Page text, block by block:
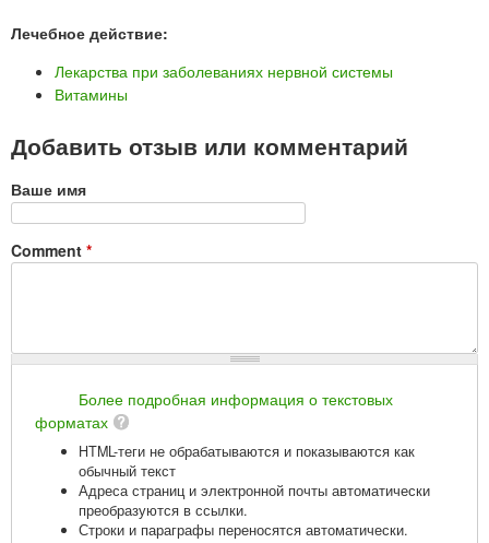
Лечебное действие:
Лекарства при заболеваниях нервной системы
Витамины
Добавить отзыв или комментарий
Ваше имя
Comment *
Более подробная информация о текстовых
форматах
HTML-теги не обрабатываются и показываются как
обычный текст
Адреса страниц и электронной почты автоматически
преобразуются в ссылки.
Строки и параграфы переносятся автоматически.